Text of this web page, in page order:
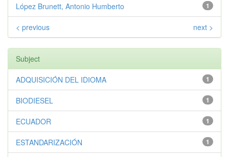
1
López Brunett, Antonio Humberto
< previous next >
Subject
1
ADQUISICIÓN DEL IDIOMA
1
BIODIESEL
1
ECUADOR
1
ESTANDARIZACIÓN